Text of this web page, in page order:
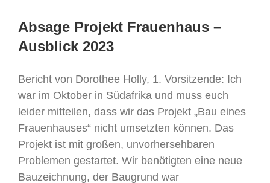
Absage Projekt Frauenhaus –
Ausblick 2023
Bericht von Dorothee Holly, 1. Vorsitzende: Ich
war im Oktober in Südafrika und muss euch
leider mitteilen, dass wir das Projekt „Bau eines
Frauenhauses“ nicht umsetzten können. Das
Projekt ist mit großen, unvorhersehbaren
Problemen gestartet. Wir benötigten eine neue
Bauzeichnung, der Baugrund war